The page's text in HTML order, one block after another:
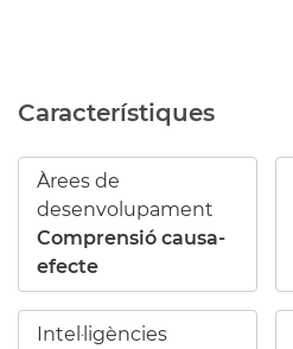
Característiques
Àrees de
desenvolupament
Comprensió causa-
efecte
Intel·ligències